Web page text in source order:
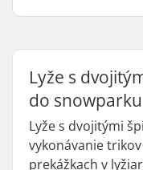
Lyže s
do snowparku
Lyže s dvojitými
vykonávanie
prekážkach v